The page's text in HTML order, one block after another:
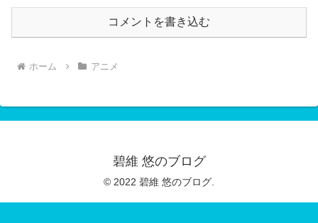
コメントを書き込む
ホーム アニメ
碧維 悠のブログ
© 2022 碧維 悠のブログ.